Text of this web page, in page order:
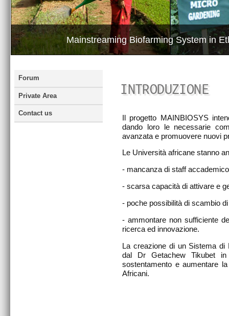
Mainstreaming Biofarming System in
MENU LATERALE
Forum
Private Area
Contact us
CONTENUTO
INTRODUZIONE
Il progetto MAINBIOSYS
dando loro le necessarie
avanzata e promuovere nuovi
Le Università africane stanno
- mancanza di staff
- scarsa capacità di attivare e
- poche possibilità di scambio
- ammontare non sufficiente
ricerca ed innovazione.
La creazione di un Sistema di
dal Dr Getachew Tikubet
sostentamento e aumentare
Africani.